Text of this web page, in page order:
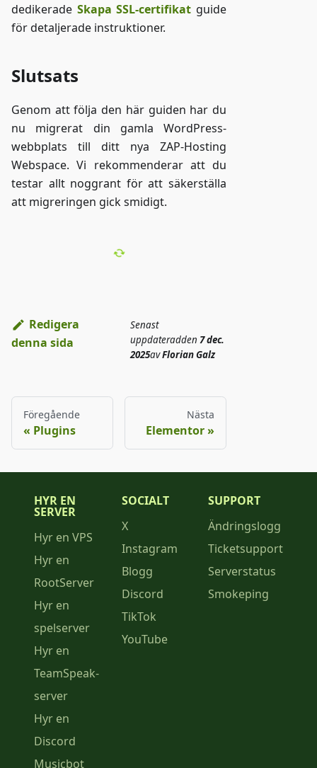
dedikerade Skapa SSL-certifikat guide
för detaljerade instruktioner.
Slutsats
Genom att följa den här guiden har du
nu migrerat din gamla WordPress-
webbplats till ditt nya ZAP-Hosting
Webspace. Vi rekommenderar att du
testar allt noggrant för att säkerställa
att migreringen gick smidigt.
Redigera
denna sida
Senast
uppdateradden 7 dec.
2025avFlorian Galz
Föregående
Plugins
Nästa
Elementor
HYR EN
SERVER
Hyr en VPS
Hyr en
RootServer
Hyr en
spelserver
Hyr en
TeamSpeak-
server
Hyr en
Discord
Musicbot
SOCIALT
X
Instagram
Blogg
Discord
TikTok
YouTube
SUPPORT
Ändringslogg
Ticketsupport
Serverstatus
Smokeping